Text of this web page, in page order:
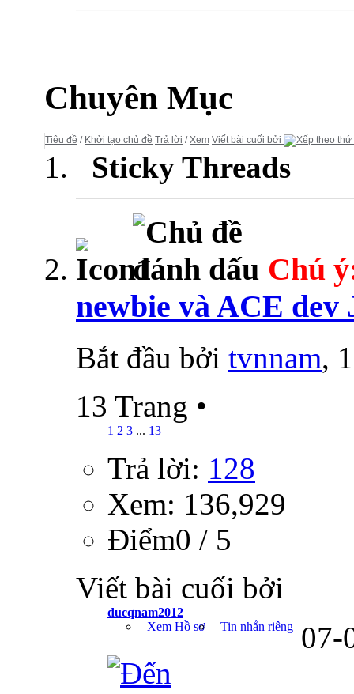
Chuyên Mục
Tiêu đề / Khởi tạo chủ đề Trả lời /Xem Viết bài cuối bởi
Sticky Threads
Chú
newbie và ACE
Bắt đầu bởi tvnnam,
13 Trang •
1 2 3 ... 13
Trả lời: 128
Xem: 136,929
Ðiểm0 / 5
Viết bài cuối bởi
ducqnam2012
Xem Hồ sơ
Tin nhắn riêng 07-